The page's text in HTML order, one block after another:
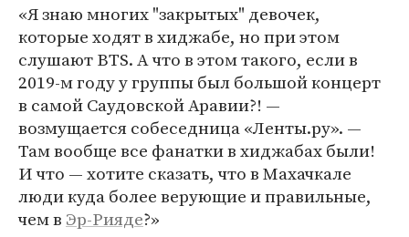
«Я знаю многих "закрытых" девочек,
которые ходят в хиджабе, но при этом
слушают BTS. А что в этом такого, если в
2019-м году у группы был большой концерт
в самой Саудовской Аравии?! —
возмущается собеседница «Ленты.ру». —
Там вообще все фанатки в хиджабах были!
И что — хотите сказать, что в Махачкале
люди куда более верующие и правильные,
чем в Эр-Рияде?»